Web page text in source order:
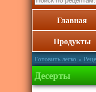
Главная
Продукты
Готовить легко »
Десерты